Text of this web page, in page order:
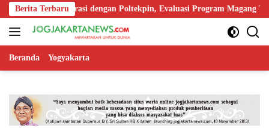
Langsung
ke
konten
Berita Terbarudengan Poltekpin, Evaluasi Program Magang Taruna
Beranda Yogyakarta